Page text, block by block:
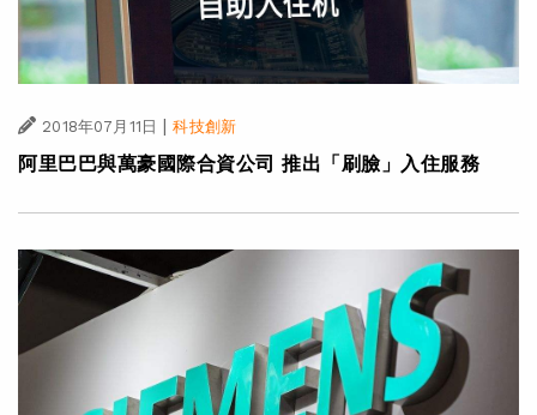
2018年07月11日 科技創新
阿里巴巴與萬豪國際合資公司 推出「刷臉」入住服務